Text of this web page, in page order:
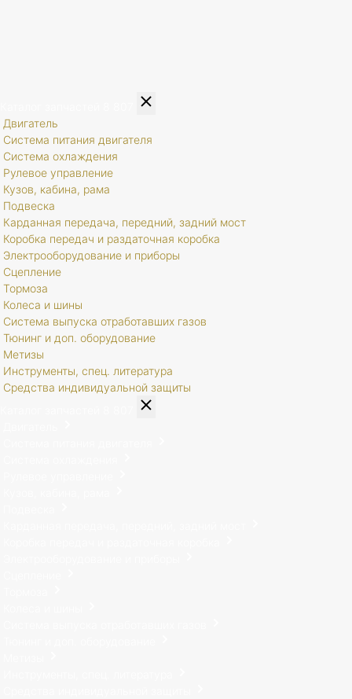
Двигатель
Система питания двигателя
Система охлаждения
Рулевое управление
Кузов, кабина, рама
Подвеска
Карданная передача, передний, задний мост
Коробка передач и раздаточная коробка
Электрооборудование и приборы
Сцепление
Тормоза
Колеса и шины
Система выпуска отработавших газов
Тюнинг и доп. оборудование
Метизы
Инструменты, спец. литература
Средства индивидуальной защиты